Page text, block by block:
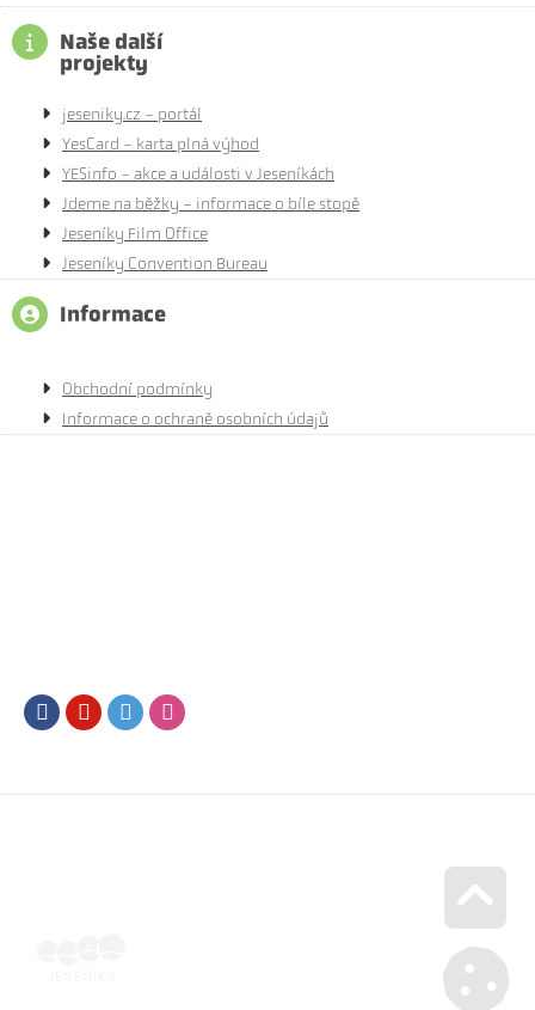
Naše další
projekty
jeseniky.cz - portál
YesCard - karta plná výhod
YESinfo - akce a události v Jeseníkách
Jdeme na běžky - informace o bíle stopě
Jeseníky Film Office
Jeseníky Convention Bureau
Informace
Obchodní podmínky
Informace o ochraně osobních údajů
FacebookYoutubeTwitter
Go